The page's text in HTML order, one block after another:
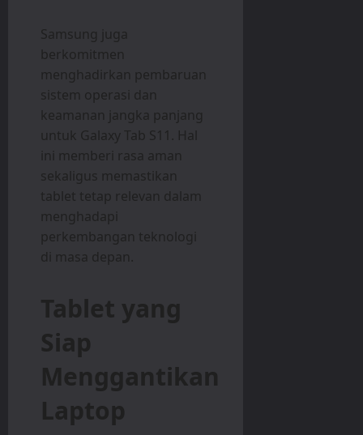
Samsung juga
berkomitmen
menghadirkan pembaruan
sistem operasi dan
keamanan jangka panjang
untuk Galaxy Tab S11. Hal
ini memberi rasa aman
sekaligus memastikan
tablet tetap relevan dalam
menghadapi
perkembangan teknologi
di masa depan.
Tablet yang
Siap
Menggantikan
Laptop